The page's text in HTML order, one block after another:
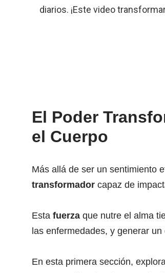
diarios. ¡Este video
El Poder
el Cuerpo
Más allá de ser un sentimiento
transformador capaz de
Esta fuerza que nutre el alma
las enfermedades, y generar
En esta primera sección,